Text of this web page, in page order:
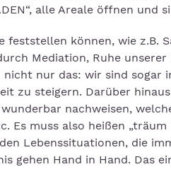
alle Areale öffnen und
können, wie z.B.
Mediation, Ruhe
nur das: wir sind sogar
zu steigern. Darüber
nachweisen,
Es muss also heißen
Lebenssituationen, die
gehen Hand in Hand. Das